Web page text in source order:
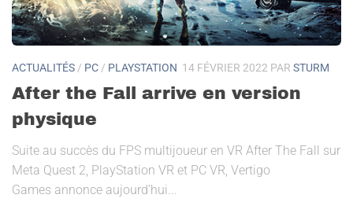
ACTUALITÉS / PC / PLAYSTATION 14 FÉVRIER 2022 PAR STURM
After the Fall arrive en version
physique
Suite au succès du FPS multijoueur en VR After The Fall sur
Meta Quest 2, PlayStation VR et PC VR, Vertigo
Games annonce aujourd’hui...